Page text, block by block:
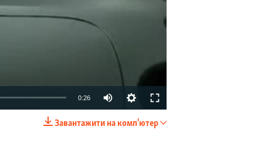
0:26
Завантажити на комп'ютер